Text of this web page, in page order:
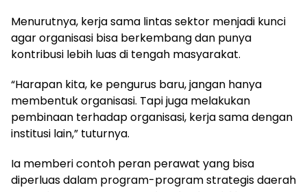
Menurutnya, kerja sama lintas sektor menjadi kunci
agar organisasi bisa berkembang dan punya
kontribusi lebih luas di tengah masyarakat.
“Harapan kita, ke pengurus baru, jangan hanya
membentuk organisasi. Tapi juga melakukan
pembinaan terhadap organisasi, kerja sama dengan
institusi lain,” tuturnya.
Ia memberi contoh peran perawat yang bisa
diperluas dalam program-program strategis daerah